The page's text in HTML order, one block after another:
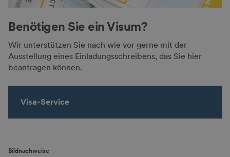
Benötigen Sie ein Visum?
Wir unterstützen Sie nach wie vor gerne mit der
Ausstellung eines Einladungsschreibens, das Sie hier
beantragen können.
Visa-Service
Bildnachweise